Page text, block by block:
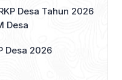
Desa Tahun 2026
Desa
Desa 2026